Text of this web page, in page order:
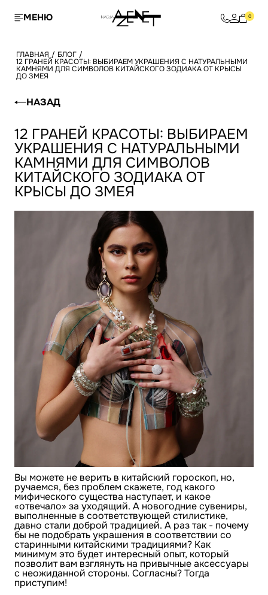
МЕНЮ 0
ГЛАВНАЯ / БЛОГ /
12 ГРАНЕЙ КРАСОТЫ: ВЫБИРАЕМ УКРАШЕНИЯ С НАТУРАЛЬНЫМИ
КАМНЯМИ ДЛЯ СИМВОЛОВ КИТАЙСКОГО ЗОДИАКА ОТ КРЫСЫ
ДО ЗМЕЯ
НАЗАД
12 ГРАНЕЙ КРАСОТЫ: ВЫБИРАЕМ
УКРАШЕНИЯ С НАТУРАЛЬНЫМИ
КАМНЯМИ ДЛЯ СИМВОЛОВ
КИТАЙСКОГО ЗОДИАКА ОТ
КРЫСЫ ДО ЗМЕЯ
Вы можете не верить в китайский гороскоп, но,
ручаемся, без проблем скажете, год какого
мифического существа наступает, и какое
«отвечало» за уходящий. А новогодние сувениры,
выполненные в соответствующей стилистике,
давно стали доброй традицией. А раз так - почему
бы не подобрать украшения в соответствии со
старинными китайскими традициями? Как
минимум это будет интересный опыт, который
позволит вам взглянуть на привычные аксессуары
с неожиданной стороны. Согласны? Тогда
приступим!